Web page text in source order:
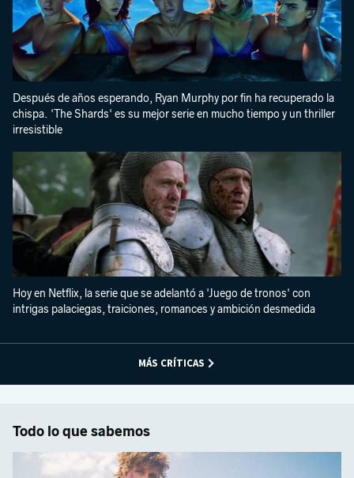
Después de años esperando, Ryan Murphy por fin ha recuperado la
chispa. 'The Shards' es su mejor serie en mucho tiempo y un thriller
irresistible
Hoy en Netflix, la serie que se adelantó a 'Juego de tronos' con
intrigas palaciegas, traiciones, romances y ambición desmedida
MÁS CRÍTICAS
Todo lo que sabemos